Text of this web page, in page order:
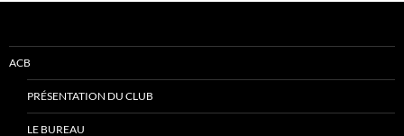
ACB
PRÉSENTATION DU CLUB
LE BUREAU